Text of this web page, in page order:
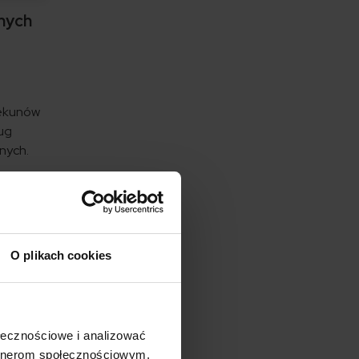
O plikach cookies
i analizować
społecznościowym,
nagłej